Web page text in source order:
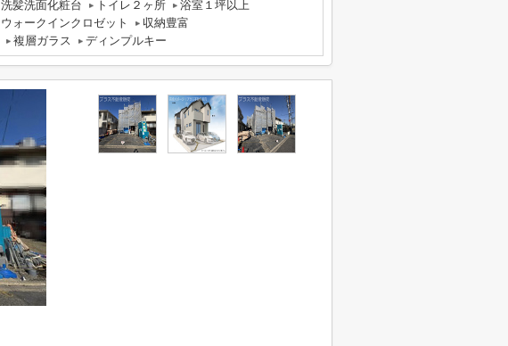
洗髪洗面化粧台 トイレ２ヶ所
浴室１坪以上
ウォークインクロゼット
収納豊富
複層ガラス ディンプルキー